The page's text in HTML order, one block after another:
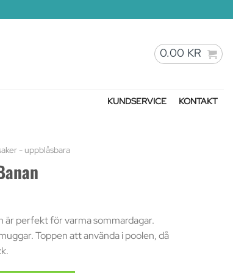
0.00 KR
KUNDSERVICE KONTAKT
- uppblåsbara
är perfekt för varma sommardagar.
Toppen att använda i poolen, då